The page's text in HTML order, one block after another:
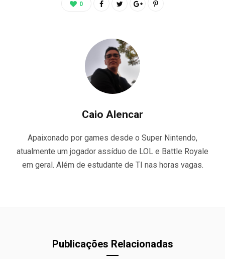
0
Caio Alencar
Apaixonado por games desde o Super Nintendo,
atualmente um jogador assíduo de LOL e Battle Royale
em geral. Além de estudante de TI nas horas vagas.
Publicações Relacionadas